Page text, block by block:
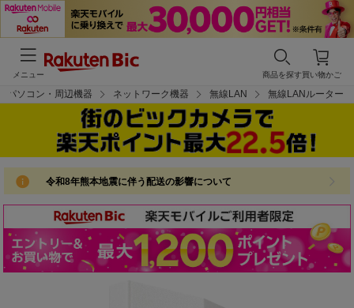
買い物かご
商品を探す
メニュー
パソコン・周辺機器 ネットワーク機器 無線LAN 無線LANルーター
令和8年熊本地震に伴う配送の影響について